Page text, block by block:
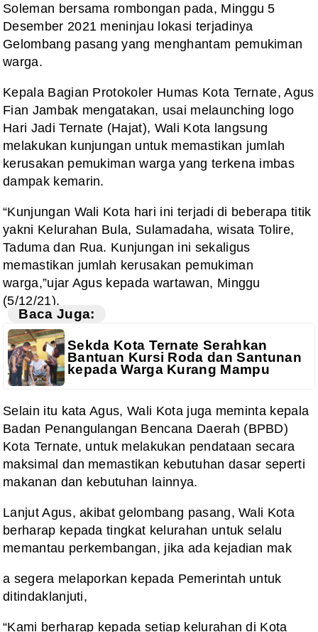
Soleman bersama rombongan pada, Minggu 5
Desember 2021 meninjau lokasi terjadinya
Gelombang pasang yang menghantam pemukiman
warga.
Kepala Bagian Protokoler Humas Kota Ternate, Agus
Fian Jambak mengatakan, usai melaunching logo
Hari Jadi Ternate (Hajat), Wali Kota langsung
melakukan kunjungan untuk memastikan jumlah
kerusakan pemukiman warga yang terkena imbas
dampak kemarin.
“Kunjungan Wali Kota hari ini terjadi di beberapa titik
yakni Kelurahan Bula, Sulamadaha, wisata Tolire,
Taduma dan Rua. Kunjungan ini sekaligus
memastikan jumlah kerusakan pemukiman
warga,”ujar Agus kepada wartawan, Minggu
(5/12/21).
Baca Juga:
Sekda Kota Ternate Serahkan
Bantuan Kursi Roda dan Santunan
kepada Warga Kurang Mampu
Selain itu kata Agus, Wali Kota juga meminta kepala
Badan Penangulangan Bencana Daerah (BPBD)
Kota Ternate, untuk melakukan pendataan secara
maksimal dan memastikan kebutuhan dasar seperti
makanan dan kebutuhan lainnya.
Lanjut Agus, akibat gelombang pasang, Wali Kota
berharap kepada tingkat kelurahan untuk selalu
memantau perkembangan, jika ada kejadian mak
a segera melaporkan kepada Pemerintah untuk
ditindaklanjuti,
“Kami berharap kepada setiap kelurahan di Kota